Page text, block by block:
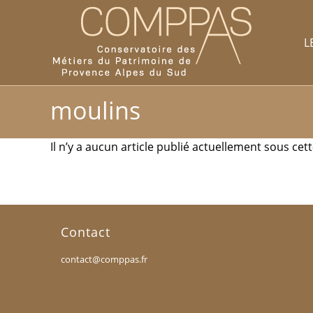
moulins
Il n’y a aucun article publié actuellement sous
Contact
contact@comppas.fr